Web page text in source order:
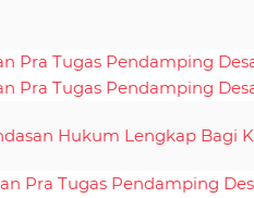
Pra Tugas Pendamping
Pra Tugas Pendamping
Hukum Lengkap Bagi
Pra Tugas Pendamping